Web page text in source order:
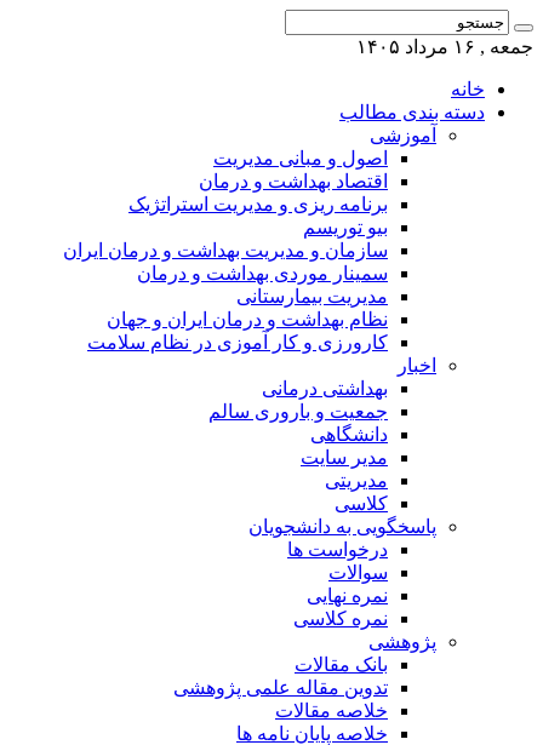
جمعه , ۱۶ مرداد ۱۴۰۵
خانه
دسته بندی مطالب
آموزشی
اصول و مبانی مدیریت
اقتصاد بهداشت و درمان
برنامه ریزی و مدیریت استراتژیک
بیو توریسم
سازمان و مدیریت بهداشت و درمان ایران
سمینار موردی بهداشت و درمان
مدیریت بیمارستانی
نظام بهداشت و درمان ایران و جهان
کارورزی و کار آموزی در نظام سلامت
اخبار
بهداشتی درمانی
جمعیت و باروری سالم
دانشگاهی
مدیر سایت
مدیریتی
کلاسی
پاسخگویی به دانشجویان
درخواست ها
سوالات
نمره نهایی
نمره کلاسی
پژوهشی
بانک مقالات
تدوین مقاله علمی پژوهشی
خلاصه مقالات
خلاصه پایان نامه ها